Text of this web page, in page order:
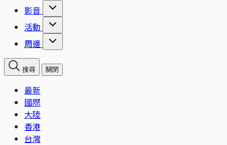
影音
活動
周邊
搜尋 關閉
最新
國際
大陸
香港
台灣